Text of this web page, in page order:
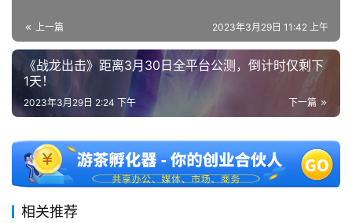
第
十
三
届
金
奖
7
上一篇 2023年3月29日 11:42 上午
《战龙出击》距离3月30日全平台公测，倒计时仅剩下
1天！
下一篇
2023年3月29日 2:24 下午
相关推荐